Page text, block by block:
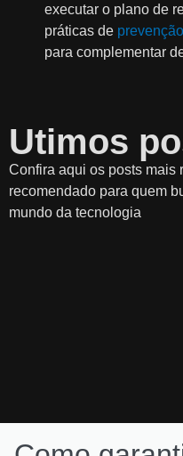
executar o plano de
práticas de
para complementar
Utimos
Confira aqui os posts mais
recomendado para quem
mundo da tecnologia